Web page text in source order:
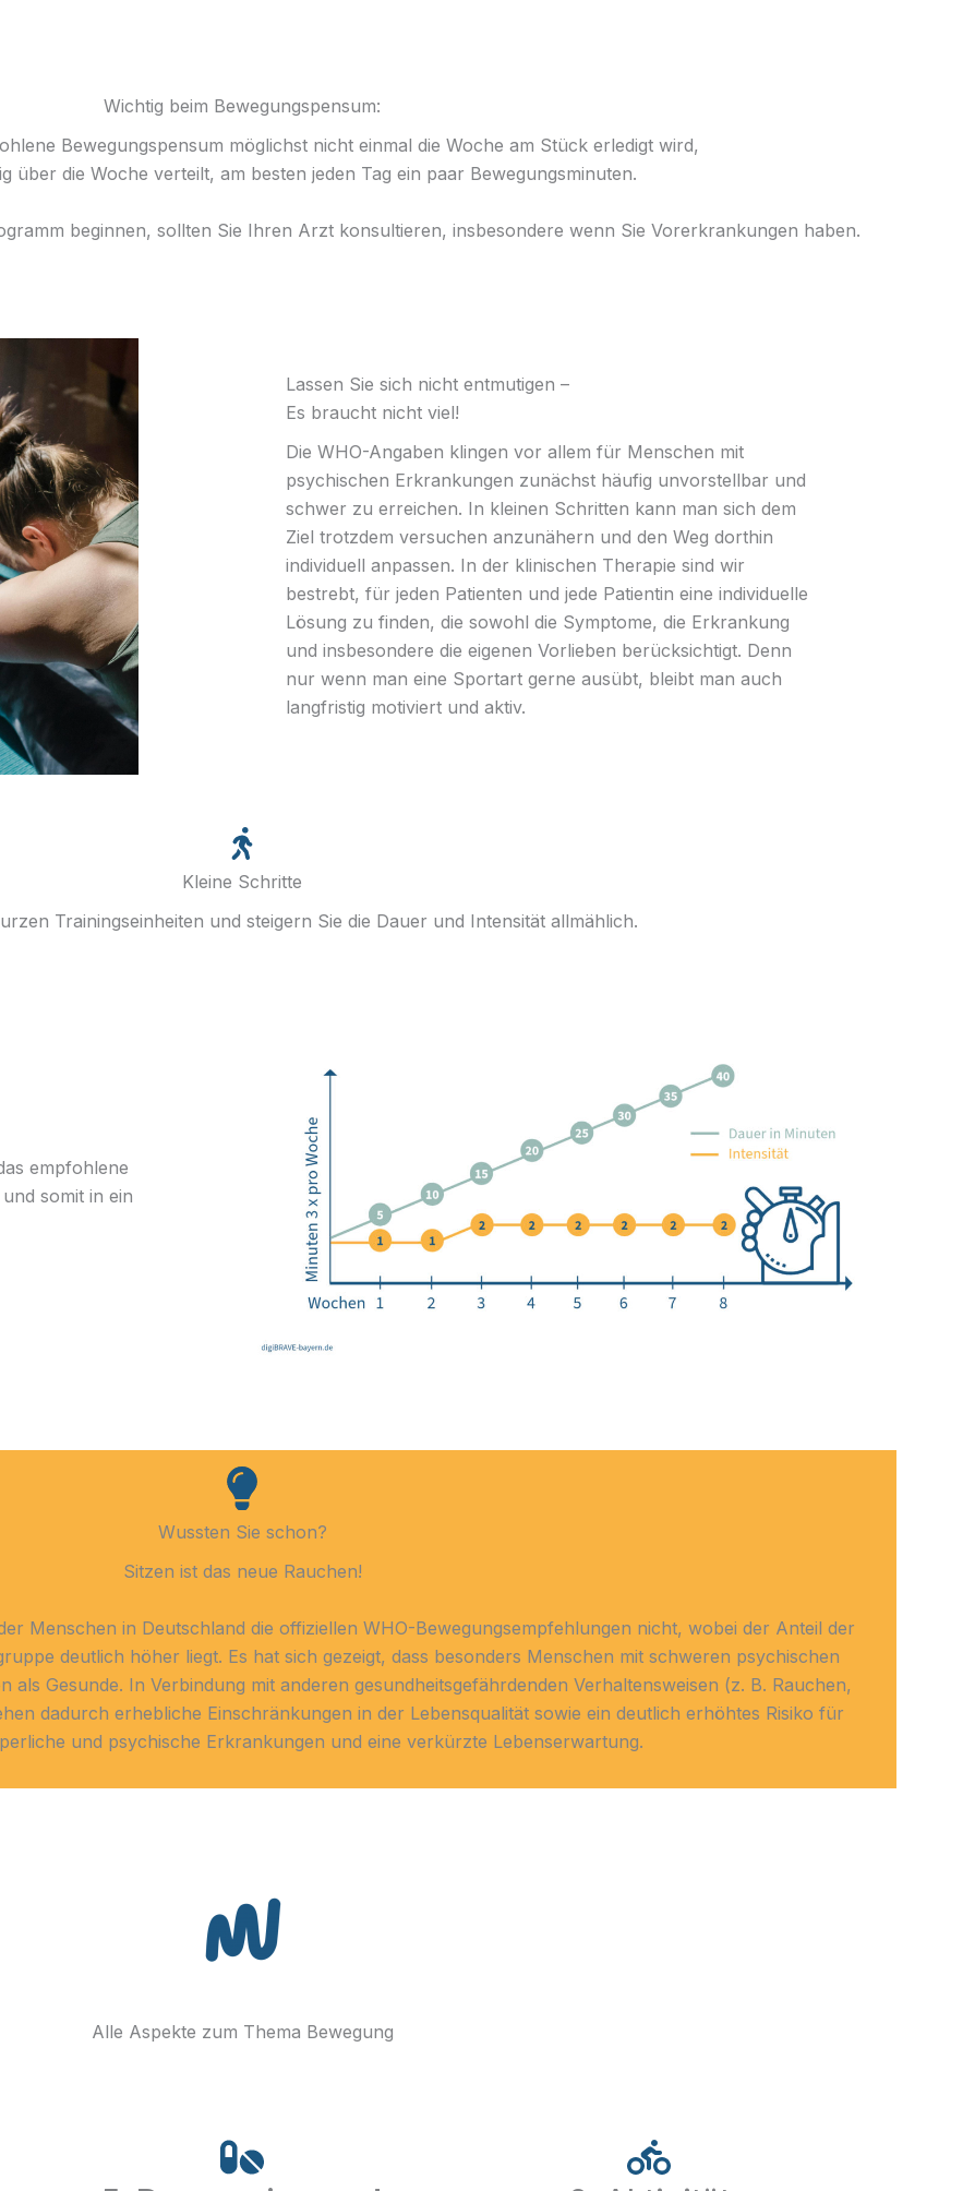
Wichtig beim Bewegungspensum:
Bewegungspensum möglichst nicht einmal die Woche am Stück erledigt wird,
über die Woche verteilt, am besten jeden Tag ein paar Bewegungsminuten.
beginnen, sollten Sie Ihren Arzt konsultieren, insbesondere wenn Sie Vorerkrankungen haben.
Lassen Sie sich nicht entmutigen –
Es braucht nicht viel!
Die WHO-Angaben klingen vor allem für Menschen mit
psychischen Erkrankungen zunächst häufig unvorstellbar und
schwer zu erreichen. In kleinen Schritten kann man sich dem
Ziel trotzdem versuchen anzunähern und den Weg dorthin
individuell anpassen. In der klinischen Therapie sind wir
bestrebt, für jeden Patienten und jede Patientin eine individuelle
Lösung zu finden, die sowohl die Symptome, die Erkrankung
und insbesondere die eigenen Vorlieben berücksichtigt. Denn
nur wenn man eine Sportart gerne ausübt, bleibt man auch
langfristig motiviert und aktiv.
Kleine Schritte
Trainingseinheiten und steigern Sie die Dauer und Intensität allmählich.
empfohlene
somit in ein
Wussten Sie schon?
Sitzen ist das neue Rauchen!
Menschen in Deutschland die offiziellen WHO-Bewegungsempfehlungen nicht, wobei der Anteil der
deutlich höher liegt. Es hat sich gezeigt, dass besonders Menschen mit schweren psychischen
als Gesunde. In Verbindung mit anderen gesundheitsgefährdenden Verhaltensweisen (z. B. Rauchen,
dadurch erhebliche Einschränkungen in der Lebensqualität sowie ein deutlich erhöhtes Risiko für
und psychische Erkrankungen und eine verkürzte Lebenserwartung.
Alle Aspekte zum Thema Bewegung